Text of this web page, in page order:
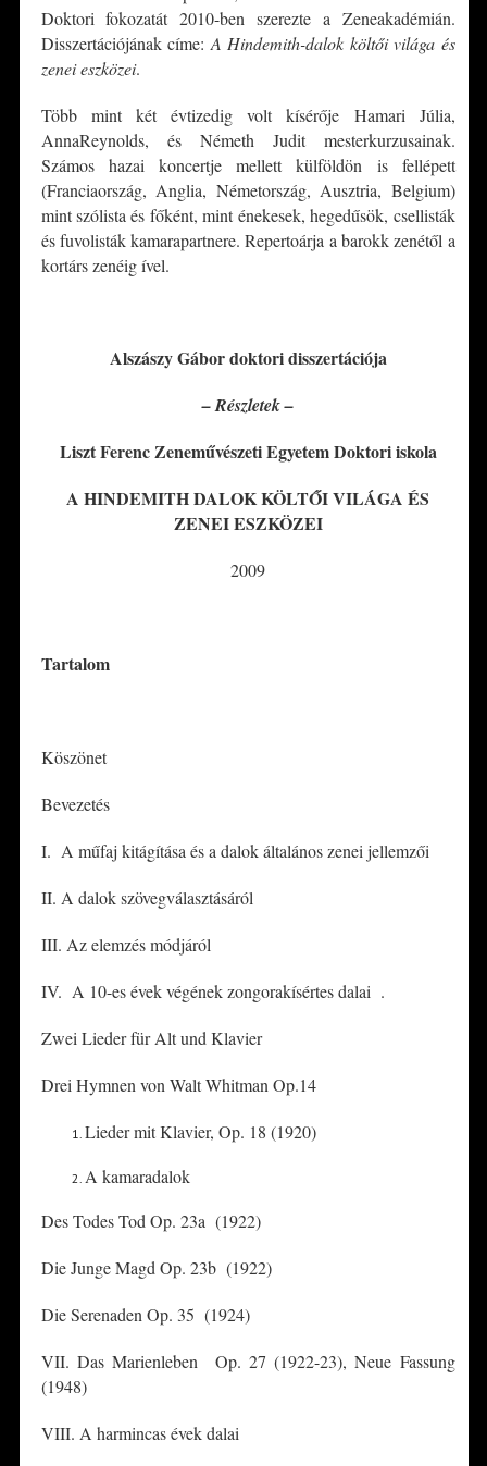
Doktori fokozatát 2010-ben szerezte a Zeneakadémián.
Disszertációjának címe: A Hindemith-dalok költői világa és
zenei eszközei.
Több mint két évtizedig volt kísérője Hamari Júlia,
AnnaReynolds, és Németh Judit mesterkurzusainak.
Számos hazai koncertje mellett külföldön is fellépett
(Franciaország, Anglia, Németország, Ausztria, Belgium)
mint szólista és főként, mint énekesek, hegedűsök, csellisták
és fuvolisták kamarapartnere. Repertoárja a barokk zenétől a
kortárs zenéig ível.
Alszászy Gábor doktori disszertációja
– Részletek –
Liszt Ferenc Zeneművészeti Egyetem Doktori iskola
A HINDEMITH DALOK KÖLTŐI VILÁGA ÉS
ZENEI ESZKÖZEI
2009
Tartalom
Köszönet
Bevezetés
I. A műfaj kitágítása és a dalok általános zenei jellemzői
II. A dalok szövegválasztásáról
III. Az elemzés módjáról
IV. A 10-es évek végének zongorakísértes dalai .
Zwei Lieder für Alt und Klavier
Drei Hymnen von Walt Whitman Op.14
Lieder mit Klavier, Op. 18 (1920)
A kamaradalok
Des Todes Tod Op. 23a (1922)
Die Junge Magd Op. 23b (1922)
Die Serenaden Op. 35 (1924)
VII. Das Marienleben Op. 27 (1922-23), Neue Fassung
(1948)
VIII. A harmincas évek dalai